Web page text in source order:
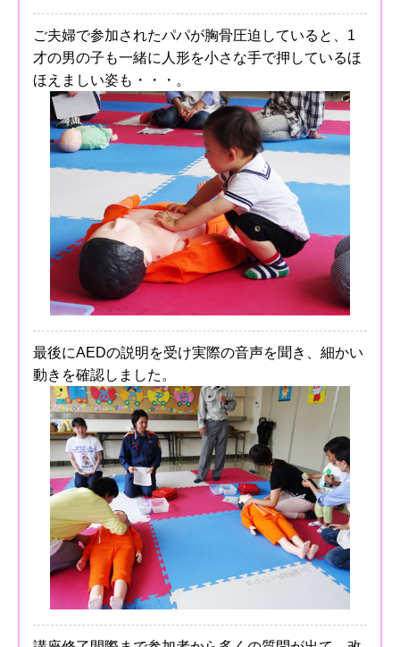
ご夫婦で参加されたパパが胸骨圧迫していると、1
才の男の子も一緒に人形を小さな手で押しているほ
ほえましい姿も・・・。
最後にAEDの説明を受け実際の音声を聞き、細かい
動きを確認しました。